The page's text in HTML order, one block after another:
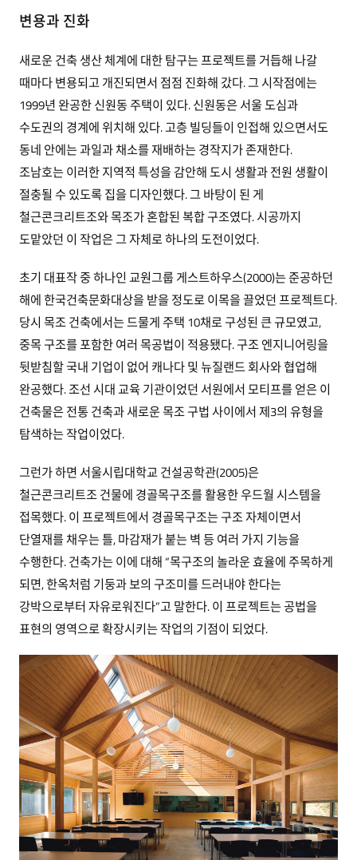
변용과 진화
새로운 건축 생산 체계에 대한 탐구는 프로젝트를 거듭해 나갈
때마다 변용되고 개진되면서 점점 진화해 갔다. 그 시작점에는
1999년 완공한 신원동 주택이 있다. 신원동은 서울 도심과
수도권의 경계에 위치해 있다. 고층 빌딩들이 인접해 있으면서도
동네 안에는 과일과 채소를 재배하는 경작지가 존재한다.
조남호는 이러한 지역적 특성을 감안해 도시 생활과 전원 생활이
절충될 수 있도록 집을 디자인했다. 그 바탕이 된 게
철근콘크리트조와 목조가 혼합된 복합 구조였다. 시공까지
도맡았던 이 작업은 그 자체로 하나의 도전이었다.
초기 대표작 중 하나인 교원그룹 게스트하우스(2000)는 준공하던
해에 한국건축문화대상을 받을 정도로 이목을 끌었던 프로젝트다.
당시 목조 건축에서는 드물게 주택 10채로 구성된 큰 규모였고,
중목 구조를 포함한 여러 목공법이 적용됐다. 구조 엔지니어링을
뒷받침할 국내 기업이 없어 캐나다 및 뉴질랜드 회사와 협업해
완공했다. 조선 시대 교육 기관이었던 서원에서 모티프를 얻은 이
건축물은 전통 건축과 새로운 목조 구법 사이에서 제3의 유형을
탐색하는 작업이었다.
그런가 하면 서울시립대학교 건설공학관(2005)은
철근콘크리트조 건물에 경골목구조를 활용한 우드월 시스템을
접목했다. 이 프로젝트에서 경골목구조는 구조 자체이면서
단열재를 채우는 틀, 마감재가 붙는 벽 등 여러 가지 기능을
수행한다. 건축가는 이에 대해 “목구조의 놀라운 효율에 주목하게
되면, 한옥처럼 기둥과 보의 구조미를 드러내야 한다는
강박으로부터 자유로워진다”고 말한다. 이 프로젝트는 공법을
표현의 영역으로 확장시키는 작업의 기점이 되었다.